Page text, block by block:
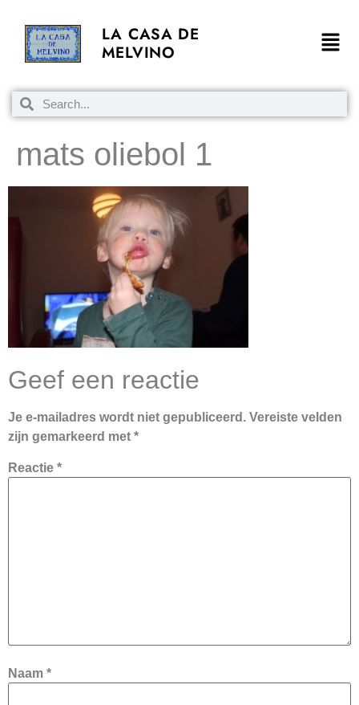
LA CASA DE
MELVINO
mats oliebol 1
Geef een reactie
Je e-mailadres wordt niet gepubliceerd. Vereiste velden
zijn gemarkeerd met *
Reactie *
Naam *